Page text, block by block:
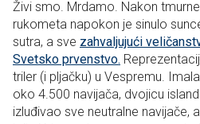
Živi smo. Mrdamo. Nakon
rukometa napokon je sinulo
sutra, a sve zahvaljujući
Svetsko prvenstvo.
triler (i pljačku) u Vespremu.
oko 4.500 navijača, dvojicu
izluđivao sve neutralne navijače,